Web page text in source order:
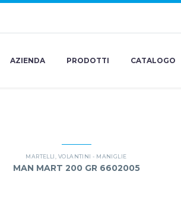
AZIENDA PRODOTTI CATALOGO
MARTELLI VOLANTINI - MANIGLIE
MAN MART 200 GR 6602005